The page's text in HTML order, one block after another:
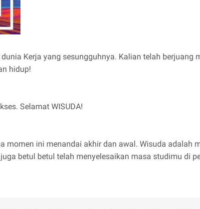
Kerja yang sesungguhnya. Kalian telah berjuang
hidup!
Selamat WISUDA!
ini menandai akhir dan awal. Wisuda adalah
betul betul telah menyelesaikan masa studimu di